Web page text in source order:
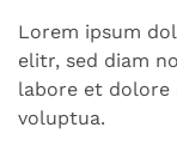
Lorem ipsum
elitr, sed diam
labore et dolore
voluptua.